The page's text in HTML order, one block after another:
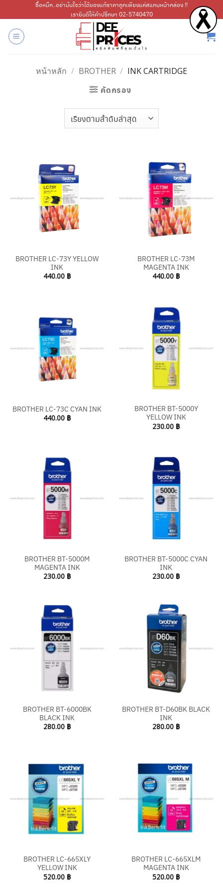
ไป
เนื้อหา
ซื้อหมึก..อย่ามั่นใจว่าได้ของแท้ราคาถูกเพียงแค่สแกนหน้ากล่อง !!
เรายินดีให้คำปรึกษา 02-5740470
หน้าหลัก / BROTHER / INK CARTRIDGE
คัดกรอง
BROTHER LC-73Y YELLOW
INK
440.00 ฿
BROTHER LC-73M
MAGENTA INK
440.00 ฿
BROTHER LC-73C CYAN INK
440.00 ฿
BROTHER BT-5000Y
YELLOW INK
230.00 ฿
BROTHER BT-5000M
MAGENTA INK
230.00 ฿
BROTHER BT-5000C CYAN
INK
230.00 ฿
BROTHER BT-6000BK
BLACK INK
280.00 ฿
BROTHER BT-D60BK BLACK
INK
280.00 ฿
BROTHER LC-665XLY
YELLOW INK
520.00 ฿
BROTHER LC-665XLM
MAGENTA INK
520.00 ฿